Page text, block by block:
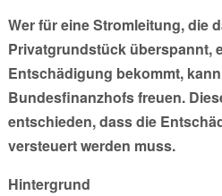
Wer für eine Stromleitung, die
Privatgrundstück überspannt,
Entschädigung bekommt,
Bundesfinanzhofs freuen.
entschieden, dass die
versteuert werden muss.
Hintergrund